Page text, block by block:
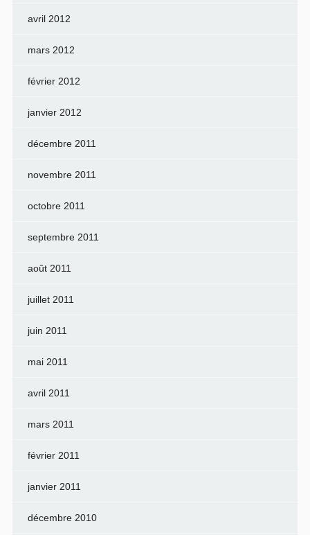
avril 2012
mars 2012
février 2012
janvier 2012
décembre 2011
novembre 2011
octobre 2011
septembre 2011
août 2011
juillet 2011
juin 2011
mai 2011
avril 2011
mars 2011
février 2011
janvier 2011
décembre 2010